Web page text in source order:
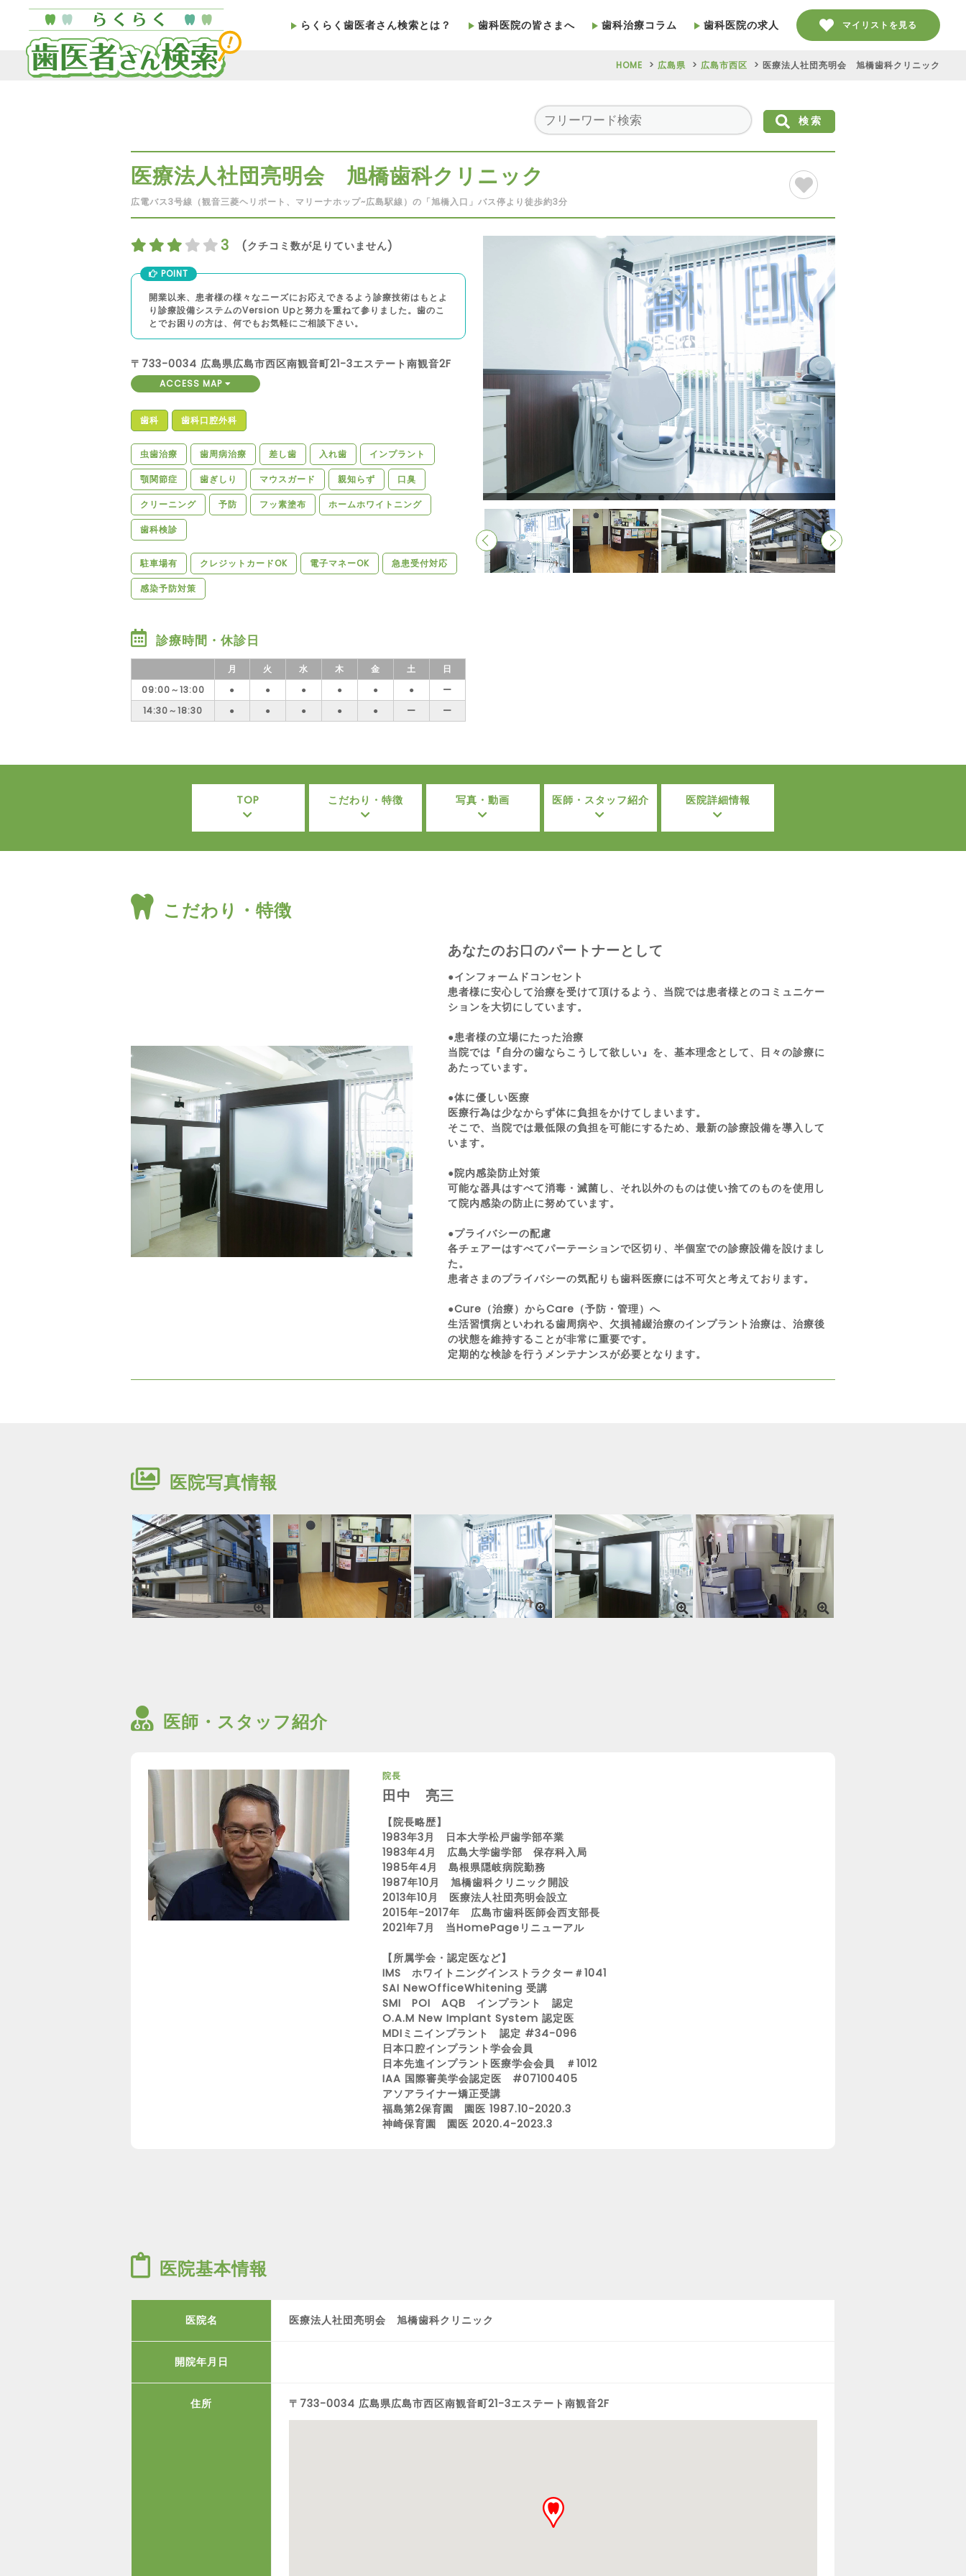
らくらく歯医者さん検索とは？ 歯科医院の皆さまへ 歯科治療コラム 歯科医院の求人 マイリストを見る
HOME 広島県 広島市西区 医療法人社団亮明会 旭橋歯科クリニック
検索
医療法人社団亮明会 旭橋歯科クリニック
広電バス3号線（観音三菱ヘリポート、マリーナホップ~広島駅線）の「旭橋入口」バス停より徒歩約3分
3 (クチコミ数が足りていません)
POINT
開業以来、患者様の様々なニーズにお応えできるよう診療技術はもとよ
り診療設備システムのVersion Upと努力を重ねて参りました。歯のこ
とでお困りの方は、何でもお気軽にご相談下さい。
〒733-0034 広島県広島市西区南観音町21-3エステート南観音2F
ACCESS MAP
歯科 歯科口腔外科
虫歯治療 歯周病治療 差し歯 入れ歯 インプラント
顎関節症 歯ぎしり マウスガード 親知らず 口臭
クリーニング 予防 フッ素塗布 ホームホワイトニング
歯科検診
駐車場有 クレジットカードOK 電子マネーOK 急患受付対応
感染予防対策
診療時間・休診日
月 火 水 木 金 土
日
09:00～13:00
● ● ● ● ● ●
ー
14:30～18:30
● ● ● ● ● ー ー
TOP こだわり・特徴 写真・動画 医師・スタッフ紹介 医院詳細情報
こだわり・特徴
あなたのお口のパートナーとして
●インフォームドコンセント
患者様に安心して治療を受けて頂けるよう、当院では患者様とのコミュニケー
ションを大切にしています。
●患者様の立場にたった治療
当院では『自分の歯ならこうして欲しい』を、基本理念として、日々の診療に
あたっています。
●体に優しい医療
医療行為は少なからず体に負担をかけてしまいます。
そこで、当院では最低限の負担を可能にするため、最新の診療設備を導入して
います。
●院内感染防止対策
可能な器具はすべて消毒・滅菌し、それ以外のものは使い捨てのものを使用し
て院内感染の防止に努めています。
●プライバシーの配慮
各チェアーはすべてパーテーションで区切り、半個室での診療設備を設けまし
た。
患者さまのプライバシーの気配りも歯科医療には不可欠と考えております。
●Cure（治療）からCare（予防・管理）へ
生活習慣病といわれる歯周病や、欠損補綴治療のインプラント治療は、治療後
の状態を維持することが非常に重要です。
定期的な検診を行うメンテナンスが必要となります。
医院写真情報
医師・スタッフ紹介
院長
田中 亮三
【院長略歴】
1983年3月 日本大学松戸歯学部卒業
1983年4月 広島大学歯学部 保存科入局
1985年4月 島根県隠岐病院勤務
1987年10月 旭橋歯科クリニック開設
2013年10月 医療法人社団亮明会設立​
2015年-2017年 広島市歯科医師会西支部長
2021年7月 当HomePageリニューアル
【所属学会・認定医など】
IMS ホワイトニングインストラクター＃1041
SAI NewOfficeWhitening 受講
SMI POI AQB インプラント 認定
O.A.M New Implant System 認定医
MDIミニインプラント 認定 #34-096
日本口腔インプラント学会会員
日本先進インプラント医療学会会員 ＃1012
IAA 国際審美学会認定医 #07100405
アソアライナー矯正受講
​福島第2保育園 園医 1987.10-2020.3
神崎保育園 園医 2020.4-2023.3
医院基本情報
医院名 医療法人社団亮明会 旭橋歯科クリニック
開院年月日
住所 〒733-0034 広島県広島市西区南観音町21-3エステート南観音2F